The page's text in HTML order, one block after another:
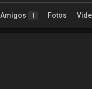
Amigos 1 Fotos